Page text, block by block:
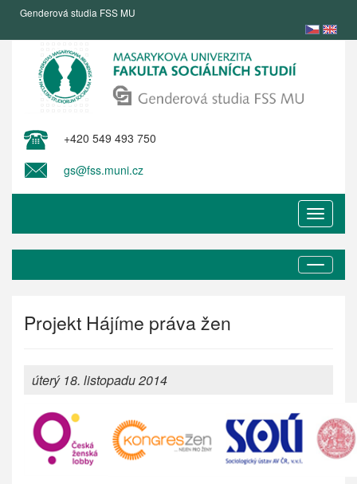
Genderová studia FSS MU
+420 549 493 750
gs@fss.muni.cz
Toggle
Projekt Hájíme práva žen
úterý 18. listopadu 2014